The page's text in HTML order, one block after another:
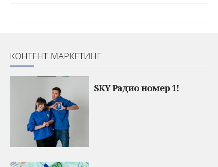
КОНТЕНТ-МАРКЕТИНГ
SKY Радио номер 1!